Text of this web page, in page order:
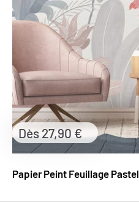
Papier Peint Feuillage Pastel
Prix
réduit
Dès 27,90 €